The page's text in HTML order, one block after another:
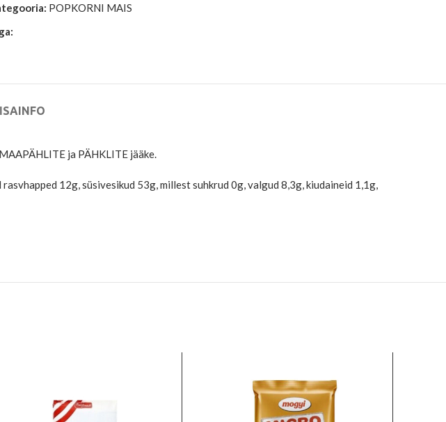
POPKORNI MAIS
ja PÄHKLITE jääke.
12g, süsivesikud 53g, millest suhkrud 0g, valgud 8,3g, kiudaineid 1,1g,